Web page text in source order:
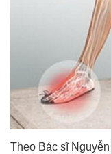
Theo Bác sĩ